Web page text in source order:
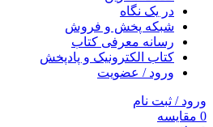
در یک نگاه
شبکه پخش و فروش
رسانه معرفی کتاب
کتاب الکترونیک و پادپخش
ورود / عضویت
ورود / ثبت نام
0 مقایسه